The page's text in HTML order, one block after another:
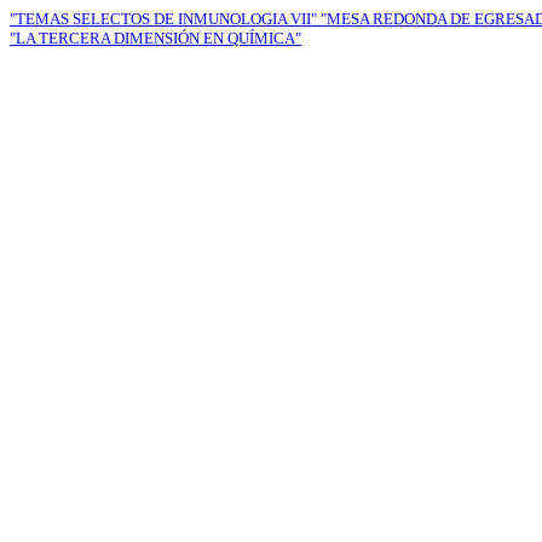
"TEMAS SELECTOS DE INMUNOLOGIA VII" "MESA REDONDA DE
"LA TERCERA DIMENSIÓN EN QUÍMICA"